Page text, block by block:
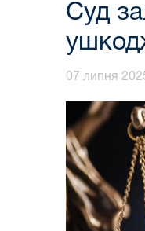
Суд
07 липня